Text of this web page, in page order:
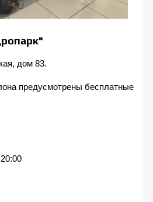
дом 83.
предусмотрены бесплатные